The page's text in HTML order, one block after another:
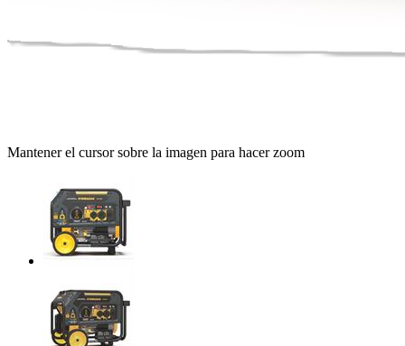
Mantener el cursor sobre la imagen para hacer zoom